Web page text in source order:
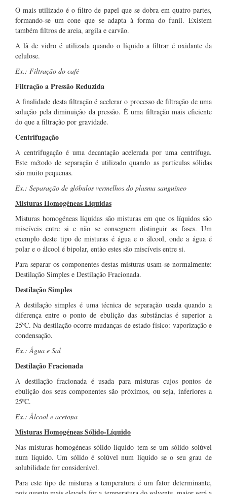
O mais utilizado é o filtro de papel que se dobra em quatro partes,
formando-se um cone que se adapta à forma do funil. Existem
também filtros de areia, argila e carvão.
A lã de vidro é utilizada quando o líquido a filtrar é oxidante da
celulose.
Ex.: Filtração do café
Filtração a Pressão Reduzida
A finalidade desta filtração é acelerar o processo de filtração de uma
solução pela diminuição da pressão. É uma filtração mais eficiente
do que a filtração por gravidade.
Centrifugação
A centrifugação é uma decantação acelerada por uma centrífuga.
Este método de separação é utilizado quando as partículas sólidas
são muito pequenas.
Ex.: Separação de glóbulos vermelhos do plasma sanguíneo
Misturas Homogéneas Líquidas
Misturas homogéneas líquidas são misturas em que os líquidos são
miscíveis entre si e não se conseguem distinguir as fases. Um
exemplo deste tipo de misturas é água e o álcool, onde a água é
polar e o álcool é bipolar, então estes são miscíveis entre si.
Para separar os componentes destas misturas usam-se normalmente:
Destilação Simples e Destilação Fracionada.
Destilação Simples
A destilação simples é uma técnica de separação usada quando a
diferença entre o ponto de ebulição das substâncias é superior a
25ºC. Na destilação ocorre mudanças de estado físico: vaporização e
condensação.
Ex.: Água e Sal
Destilação Fracionada
A destilação fracionada é usada para misturas cujos pontos de
ebulição dos seus componentes são próximos, ou seja, inferiores a
25ºC.
Ex.: Álcool e acetona
Misturas Homogéneas Sólido-Líquido
Nas misturas homogéneas sólido-líquido tem-se um sólido solúvel
num líquido. Um sólido é solúvel num líquido se o seu grau de
solubilidade for considerável.
Para este tipo de misturas a temperatura é um fator determinante,